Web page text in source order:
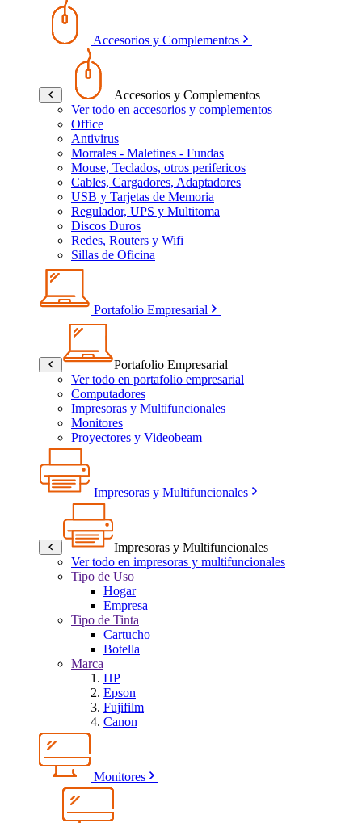
Accesorios y Complementos
Accesorios y Complementos
Ver todo en accesorios y complementos
Office
Antivirus
Morrales - Maletines - Fundas
Mouse, Teclados, otros perifericos
Cables, Cargadores, Adaptadores
USB y Tarjetas de Memoria
Regulador, UPS y Multitoma
Discos Duros
Redes, Routers y Wifi
Sillas de Oficina
Portafolio Empresarial
Portafolio Empresarial
Ver todo en portafolio empresarial
Computadores
Impresoras y Multifuncionales
Monitores
Proyectores y Videobeam
Impresoras y Multifuncionales
Impresoras y Multifuncionales
Ver todo en impresoras y multifuncionales
Tipo de Uso
Hogar
Empresa
Tipo de Tinta
Cartucho
Botella
Marca
HP
Epson
Fujifilm
Canon
Monitores